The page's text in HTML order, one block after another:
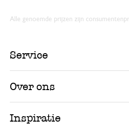
Alle genoemde prijzen zijn
Service
Over ons
Inspiratie